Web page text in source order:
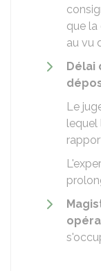
que la
au vu
Délai
Le
lequel